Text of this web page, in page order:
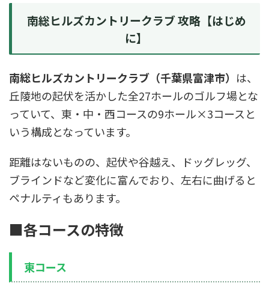
南総ヒルズカントリークラブ 攻略【はじめ
に】
南総ヒルズカントリークラブ（千葉県富津市） は、
丘陵地の起伏を活かした全27ホールのゴルフ場とな
っていて、東・中・西コースの9ホール×3コースと
いう構成となっています。
距離はないものの、起伏や谷越え、ドッグレッグ、
ブラインドなど変化に富んでおり、左右に曲げると
ペナルティもあります。
■各コースの特徴
東コース